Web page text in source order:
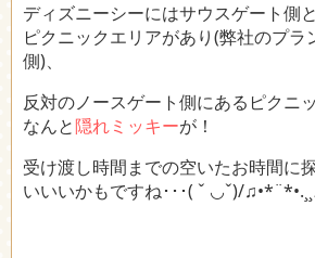
ディズニーシーにはサウスゲート側
ピクニックエリアがあり(弊社のプラ
側)、
反対のノースゲート側にあるピクニ
なんと隠れミッキーが！
受け渡し時間までの空いたお時間に
いいいかもですね･･･( ˇ ◡ˇ)/